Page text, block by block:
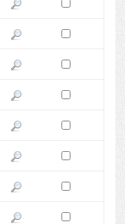
Pokaż podgląd wersji z dnia
Zaznacz wersję do
Pokaż podgląd wersji z dnia
Zaznacz wersję do
Pokaż podgląd wersji z dnia
Zaznacz wersję do
Pokaż podgląd wersji z dnia
Zaznacz wersję do
Pokaż podgląd wersji z dnia
Zaznacz wersję do
Pokaż podgląd wersji z dnia
Zaznacz wersję do
Pokaż podgląd wersji z dnia
Zaznacz wersję do
Pokaż podgląd wersji z dnia
Zaznacz wersję do